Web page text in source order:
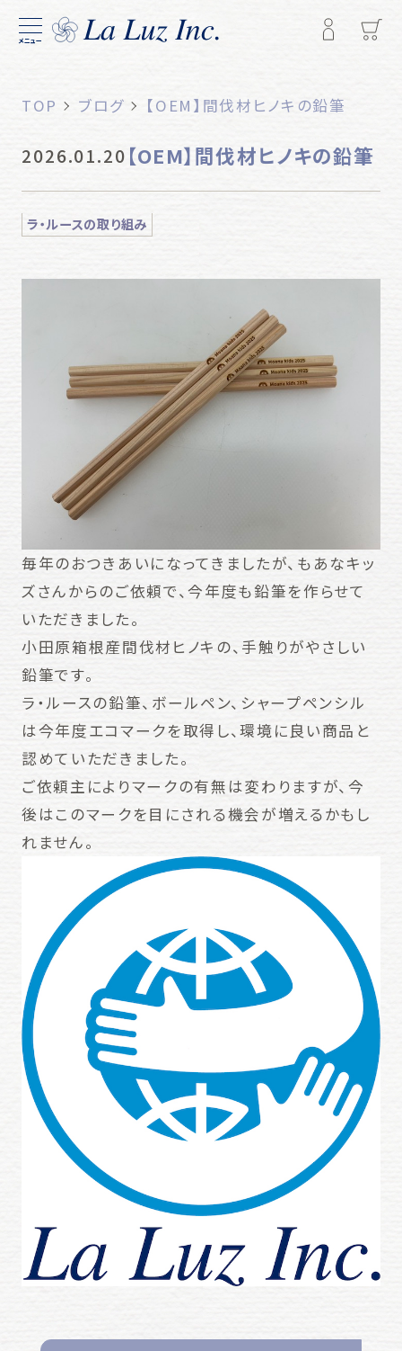
メニュー
TOP ブログ 【OEM】間伐材ヒノキの鉛筆
2026.01.20 【OEM】間伐材ヒノキの鉛筆
ラ・ルースの取り組み
毎年のおつきあいになってきましたが、もあなキッ
ズさんからのご依頼で、今年度も鉛筆を作らせて
いただきました。
小田原箱根産間伐材ヒノキの、手触りがやさしい
鉛筆です。
ラ・ルースの鉛筆、ボールペン、シャープペンシル
は今年度エコマークを取得し、環境に良い商品と
認めていただきました。
ご依頼主によりマークの有無は変わりますが、今
後はこのマークを目にされる機会が増えるかもし
れません。